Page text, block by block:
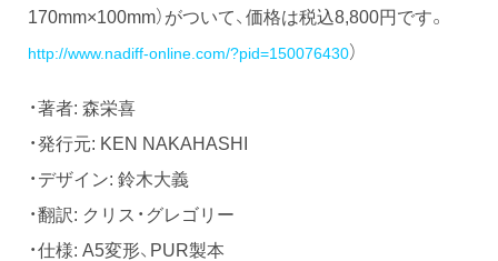
170mm×100mm）がついて、価格は税込8,800円です。
http://www.nadiff-online.com/?pid=150076430）
・著者: 森栄喜
・発行元: KEN NAKAHASHI
・デザイン: 鈴木大義
・翻訳: クリス・グレゴリー
・仕様: A5変形、PUR製本